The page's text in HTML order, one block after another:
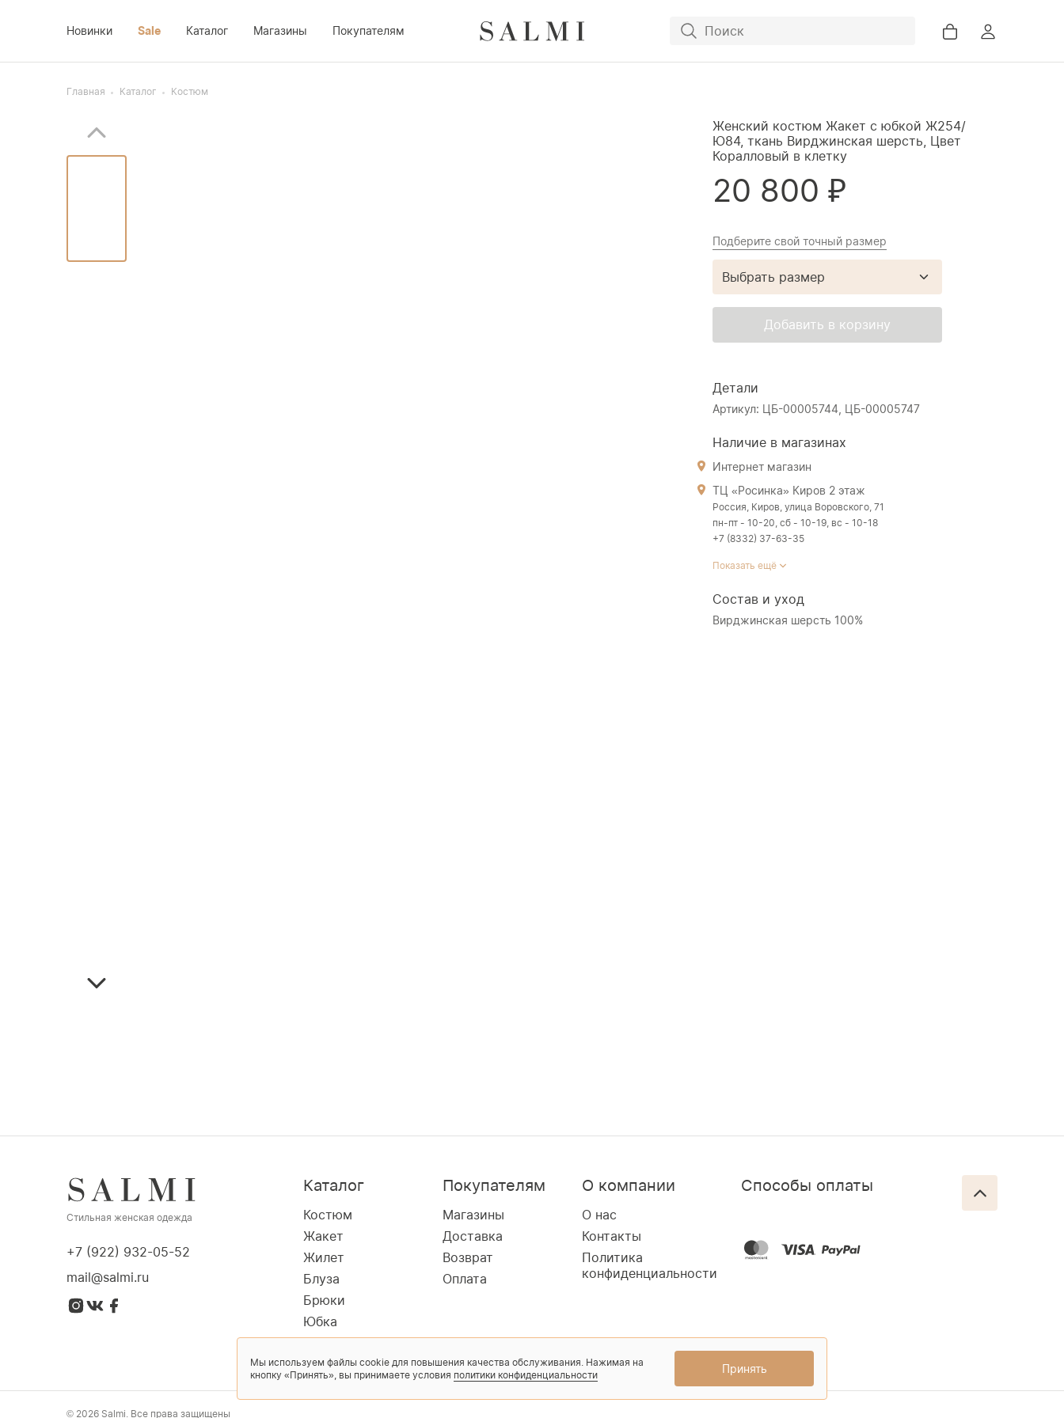
Новинки Sale Каталог
Костюм
Магазины Покупателям
Доставка
Главная Каталог Костюм
Женский костюм Жакет с юбкой Ж254/
Ю84, ткань Вирджинская шерсть, Цвет
Коралловый в клетку
20 800 ₽
Подберите свой точный размер
Выбрать размер
Добавить в корзину
Детали
Артикул: ЦБ-00005744, ЦБ-00005747
Наличие в магазинах
Интернет магазин
ТЦ «Росинка» Киров 2 этаж
Россия, Киров, улица Воровского, 71
пн-пт - 10-20, сб - 10-19, вс - 10-18
+7 (8332) 37-63-35
Показать ещё
Состав и уход
Вирджинская шерсть 100%
Стильная женская одежда
+7 (922) 932-05-52
mail@salmi.ru
Каталог
Костюм
Жакет
Жилет
Блуза
Брюки
Юбка
Пальто
Платье
Покупателям
Магазины
Доставка
Возврат
Оплата
О компании
О нас
Контакты
Политика
конфиденциальности
Способы оплаты
© 2026 Salmi. Все права защищены
Мы используем файлы cookie для повышения качества обслуживания. Нажимая на
кнопку «Принять», вы принимаете условия политики конфиденциальности Принять